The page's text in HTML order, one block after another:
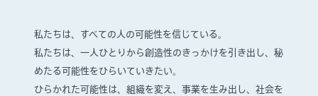
私たちは、すべての人の可能性を信じている。
私たちは、一人ひとりから創造性のきっかけを引き出し、 秘
めたる可能性をひらいていきたい。
ひらかれた可能性は、組織を変え、事業を生み出し、社会を